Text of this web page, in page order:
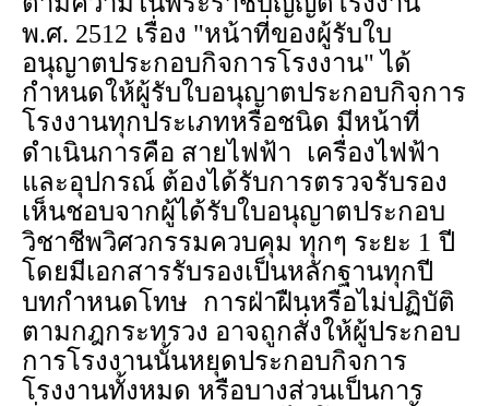
พ.ศ. 2512 เรื่อง "หน้าที่ของผู้รับใบ
อนุญาตประกอบกิจการโรงงาน"ได้
กำหนดให้ผู้รับใบอนุญาตประกอบกิจการ
โรงงานทุกประเภทหรือชนิด มีหน้าที่
ดำเนินการคือ สายไฟฟ้า
เครื่องไฟฟ้า
และอุปกรณ์ ต้องได้รับการตรวจรับรอง
เห็นชอบจากผู้ได้รับใบอนุญาตประกอบ
วิชาชีพวิศวกรรมควบคุม ทุกๆ ระยะ 1 ปี
โดยมีเอกสารรับรองเป็นหลักฐานทุกปี
บทกำหนดโทษ
การฝ่าฝืนหรือไม่ปฏิบัติ
ตามกฎกระทรวง อาจถูกสั่งให้ผู้ประกอบ
การโรงงานนั้นหยุดประกอบกิจการ
โรงงานทั้งหมด หรือบางส่วนเป็นการ